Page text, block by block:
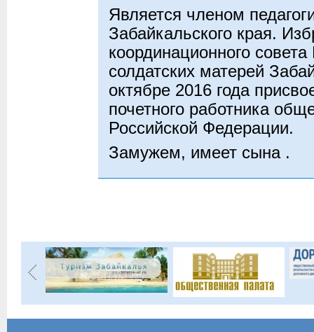
Является членом
Забайкальского края.
координационного
солдатских матерей
октябре 2016 года
почетного работника
Российской Федерации.
Замужем, имеет сына .